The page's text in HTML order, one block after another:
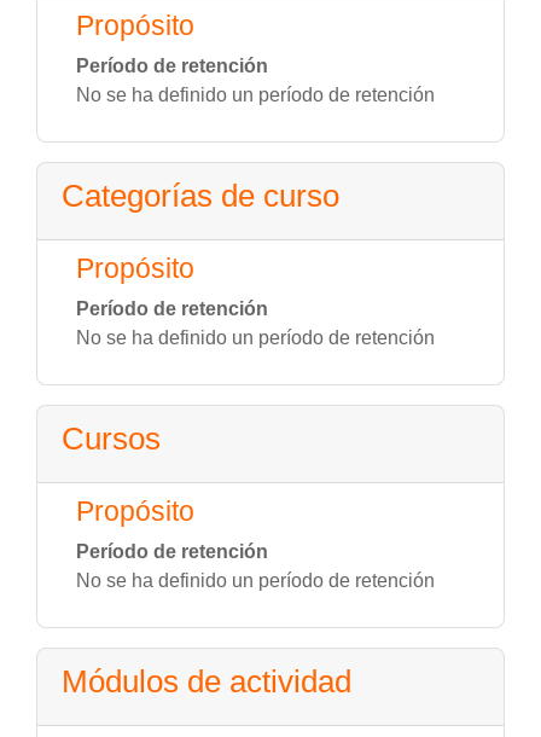
Propósito
Período de retención
No se ha definido un período de retención
Categorías de curso
Propósito
Período de retención
No se ha definido un período de retención
Cursos
Propósito
Período de retención
No se ha definido un período de retención
Módulos de actividad